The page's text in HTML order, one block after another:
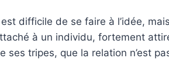
est difficile de se faire à l’idée,
à un individu, fortement
ses tripes, que la relation n’est